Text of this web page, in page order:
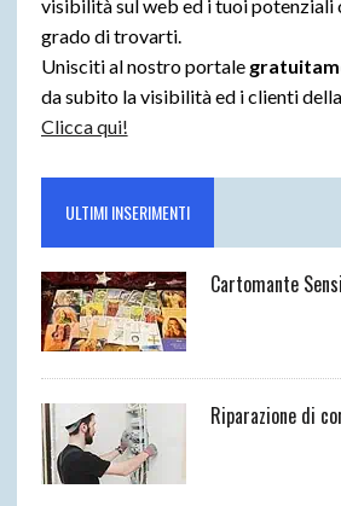
visibilità sul web ed i tuoi potenziali
grado di trovarti.
Unisciti al nostro portale
da subito la visibilità ed i clienti
Clicca qui!
ULTIMI INSERIMENTI
Cartomante
Riparazione di